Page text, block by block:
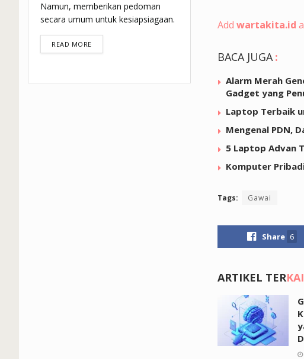
Add wartakita.id
BACA JUGA :
Alarm Merah
Gadget yang
Laptop Terbaik
Mengenal PDN,
5 Laptop Advan
Komputer
Tags: Gawai
Share 6
ARTIKEL TER
Namun, memberikan pedoman
secara umum untuk kesiapsiagaan.
READ MOREDETAILS